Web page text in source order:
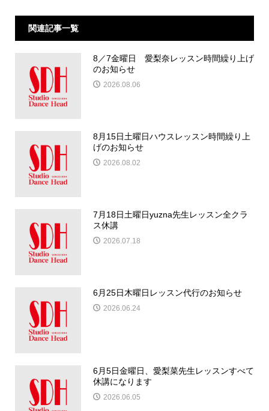
関連記事一覧
8／7金曜日 愛梨奈レッスン時間繰り上げ
のお知らせ
2026.08.06
8月15日土曜日ハウスレッスン時間繰り上
げのお知らせ
2026.08.02
7月18日土曜日yuzna先生レッスン全クラ
ス休講
2026.07.18
6月25日木曜日レッスン代行のお知らせ
2026.06.24
6月5日金曜日、愛梨菜先生レッスンすべて
休講になります
2026.06.05